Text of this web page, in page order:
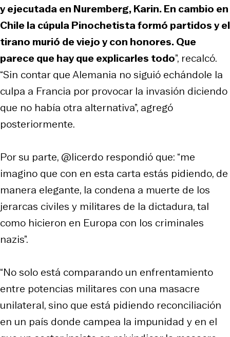
y ejecutada en Nuremberg, Karin. En cambio en
Chile la cúpula Pinochetista formó partidos y el
tirano murió de viejo y con honores. Que
parece que hay que explicarles todo”, recalcó.
“Sin contar que Alemania no siguió echándole la
culpa a Francia por provocar la invasión diciendo
que no había otra alternativa”, agregó
posteriormente.
Por su parte, @licerdo respondió que: “me
imagino que con en esta carta estás pidiendo, de
manera elegante, la condena a muerte de los
jerarcas civiles y militares de la dictadura, tal
como hicieron en Europa con los criminales
nazis”.
“No solo está comparando un enfrentamiento
entre potencias militares con una masacre
unilateral, sino que está pidiendo reconciliación
en un país donde campea la impunidad y en el